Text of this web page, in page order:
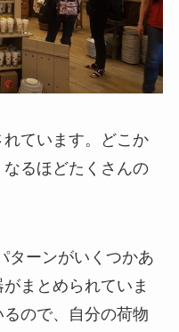
ています。どこか
るほどたくさんの
ターンがいくつかあ
まとめられていま
ので、自分の荷物